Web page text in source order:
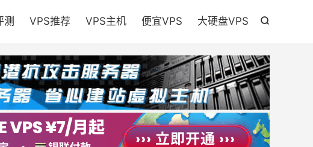

测 VPS推荐 VPS主机 便宜VPS 大硬盘VPS